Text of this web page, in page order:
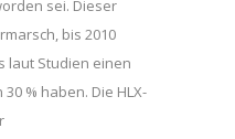
sei. Dieser
bis 2010
laut Studien einen
% haben. Die HLX-